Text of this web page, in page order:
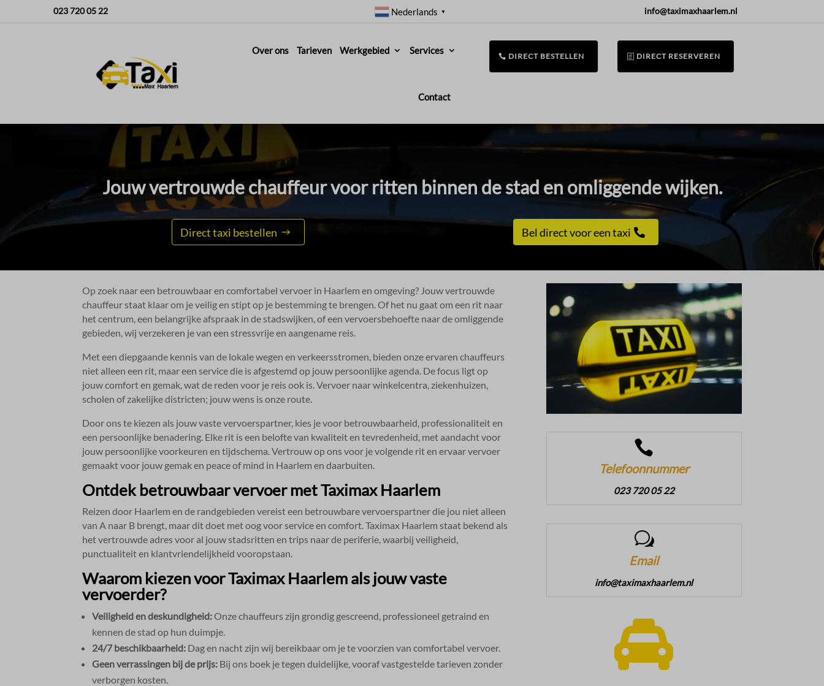
023 720 05 22 Nederlands ▼ info@taximaxhaarlem.nl
Over ons Tarieven Werkgebied Services
Contact
DIRECT BESTELLEN DIRECT RESERVEREN
Jouw vertrouwde chauffeur voor ritten binnen de stad en omliggende wijken.​
Direct taxi bestellen Bel direct voor een taxi
Op zoek naar een betrouwbaar en comfortabel vervoer in Haarlem en omgeving? Jouw vertrouwde
chauffeur staat klaar om je veilig en stipt op je bestemming te brengen.​ Of het nu gaat om een rit naar
het centrum, een belangrijke afspraak in de stadswijken, of een vervoersbehoefte naar de omliggende
gebieden, wij verzekeren je van een stressvrije en aangename reis.​
Met een diepgaande kennis van de lokale wegen en verkeersstromen, bieden onze ervaren chauffeurs
niet alleen een rit, maar een service die is afgestemd op jouw persoonlijke agenda.​ De focus ligt op
jouw comfort en gemak, wat de reden voor je reis ook is.​ Vervoer naar winkelcentra, ziekenhuizen,
scholen of zakelijke districten; jouw wens is onze route.​
Door ons te kiezen als jouw vaste vervoerspartner, kies je voor betrouwbaarheid, professionaliteit en
een persoonlijke benadering.​ Elke rit is een belofte van kwaliteit en tevredenheid, met aandacht voor
jouw persoonlijke voorkeuren en tijdschema.​ Vertrouw op ons voor je volgende rit en ervaar vervoer
gemaakt voor jouw gemak en peace of mind in Haarlem en daarbuiten.​
Ontdek betrouwbaar vervoer met Taximax Haarlem
Reizen door Haarlem en de randgebieden vereist een betrouwbare vervoerspartner die jou niet alleen
van A naar B brengt, maar dit doet met oog voor service en comfort.​ Taximax Haarlem staat bekend als
het vertrouwde adres voor al jouw stadsritten en trips naar de periferie, waarbij veiligheid,
punctualiteit en klantvriendelijkheid vooropstaan.​
Waarom kiezen voor Taximax Haarlem als jouw vaste
vervoerder?
Veiligheid en deskundigheid:Onze chauffeurs zijn grondig gescreend, professioneel getraind en
kennen de stad op hun duimpje.​
24/7 beschikbaarheid: Dag en nacht zijn wij bereikbaar om je te voorzien van comfortabel vervoer.​
Geen verrassingen bij de prijs: Bij ons boek je tegen duidelijke, vooraf vastgestelde tarieven zonder
verborgen kosten.​

Telefoonnummer
023 720 05 22
w
Email
info@taximaxhaarlem.nl
